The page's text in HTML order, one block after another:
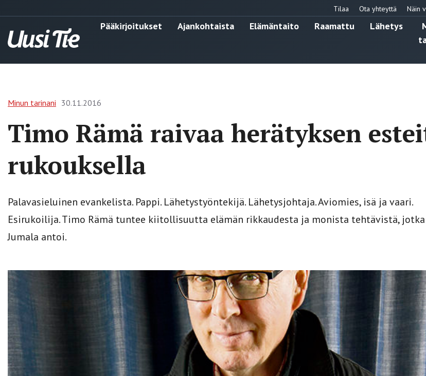
Tilaa Ota yhteyttä Näin
Pääkirjoitukset Ajankohtaista Elämäntaito Raamattu Lähetys
Minun tarinani 30.11.2016
Timo Rämä raivaa herätyksen
rukouksella
Palavasieluinen evankelista. Pappi. Lähetystyöntekijä. Lähetysjohtaja. Aviomies, isä ja vaari.
Esirukoilija. Timo Rämä tuntee kiitollisuutta elämän rikkaudesta ja monista tehtävistä, jotka
Jumala antoi.